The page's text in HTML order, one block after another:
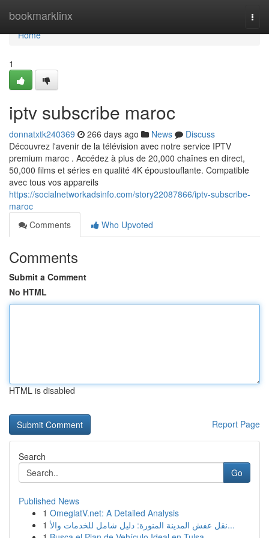
bookmarklinx
Home
Home
1
iptv subscribe maroc
donnatxtk240369 266 days ago News
Discuss
Découvrez l'avenir de la télévision avec notre service IPTV
premium maroc . Accédez à plus de 20,000 chaînes en direct,
50,000 films et séries en qualité 4K époustouflante. Compatible
avec tous vos appareils
https://socialnetworkadsinfo.com/story22087866/iptv-subscribe-
maroc
Comments
Who Upvoted
Comments
Submit a Comment
No HTML
HTML is disabled
Report Page
Search
Go
Published News
1 OmeglatV.net: A Detailed Analysis
1
نقل عفش المدينة المنورة: دليل شامل للخدمات والأ...